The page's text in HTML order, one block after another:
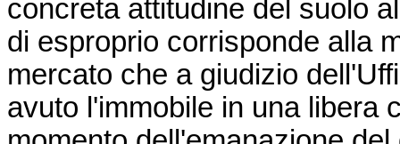
concreta attitudine del suolo
di esproprio corrisponde alla
mercato che a giudizio
avuto l'immobile in una libera